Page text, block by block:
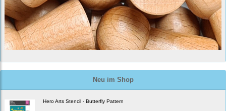
Neu im Shop
Hero Arts Stencil - Butterfly Pattern